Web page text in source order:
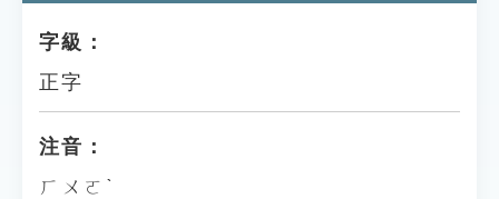
字級：
正字
注音：
ㄏㄨㄛˋ